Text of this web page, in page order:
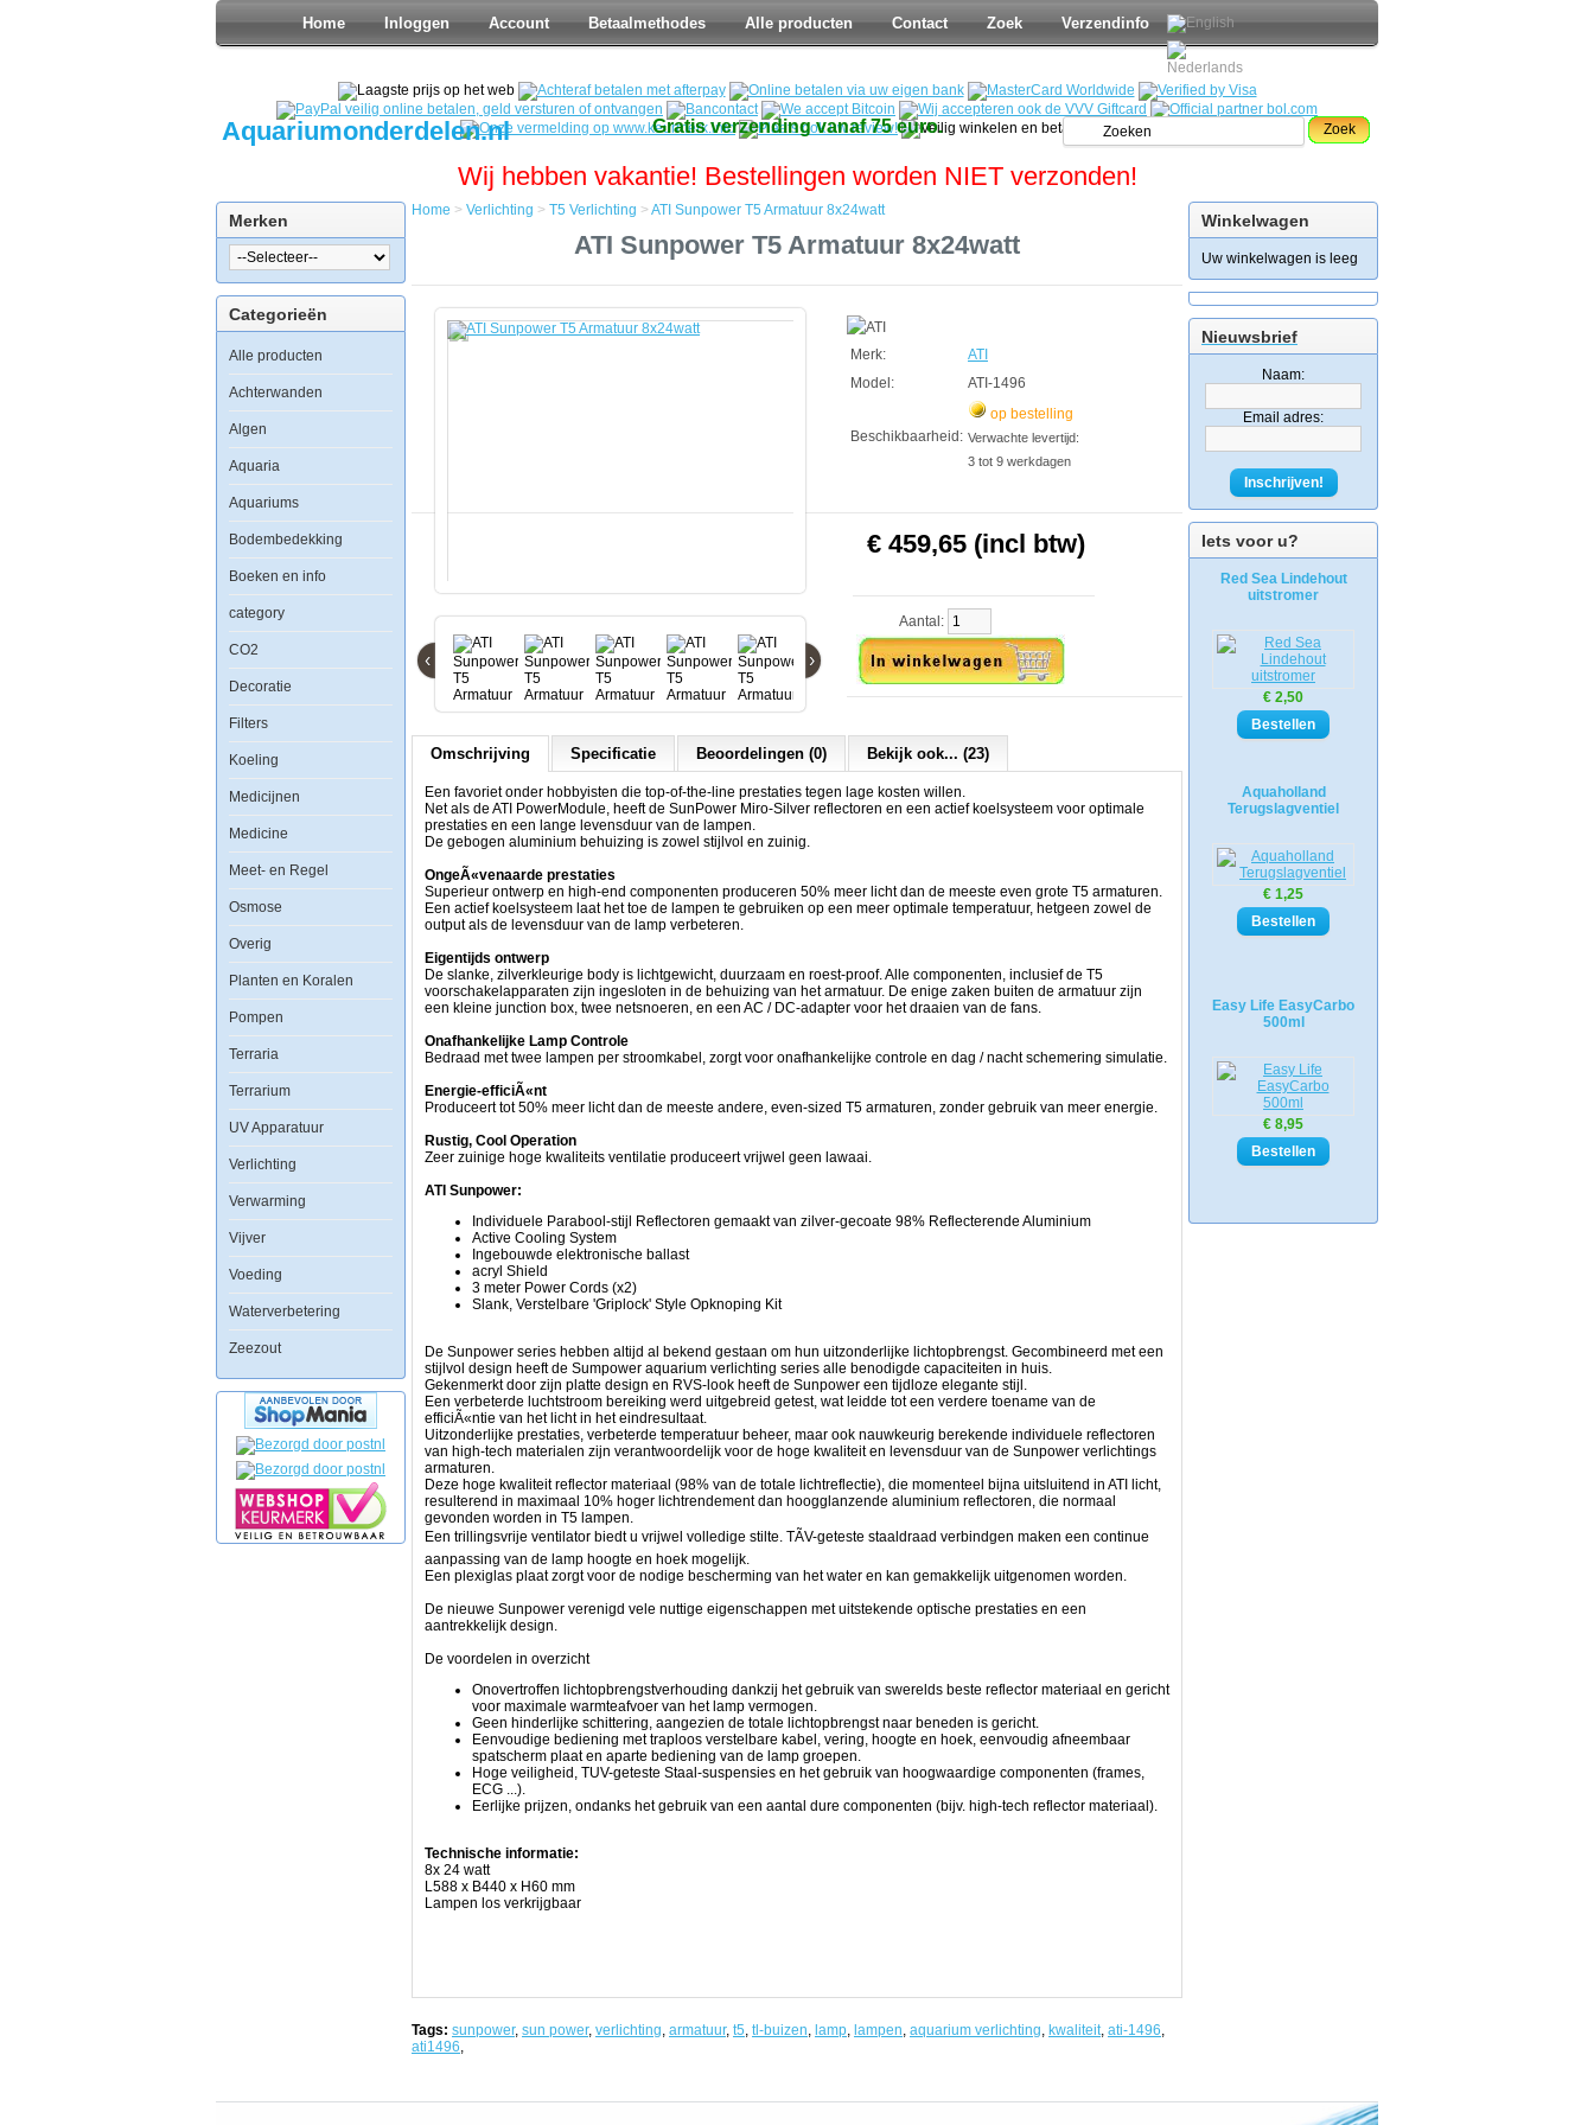
Home Inloggen Account Betaalmethodes Alle producten Contact Zoek Verzendinfo
Aquariumonderdelen.nl Gratis verzending vanaf 75 euro. Zoek
Wij hebben vakantie! Bestellingen worden NIET verzonden!
Merken
Categorieën
Alle producten
Achterwanden
Algen
Aquaria
Aquariums
Bodembedekking
Boeken en info
category
CO2
Decoratie
Filters
Koeling
Medicijnen
Medicine
Meet- en Regel
Osmose
Overig
Planten en Koralen
Pompen
Terraria
Terrarium
UV Apparatuur
Verlichting
Verwarming
Vijver
Voeding
Waterverbetering
Zeezout
Winkelwagen
Uw winkelwagen is leeg
Nieuwsbrief
Naam:
Email adres:
Inschrijven!
Iets voor u?
Red Sea Lindehout
uitstromer
€ 2,50
Aquaholland
Terugslagventiel
€ 1,25
Easy Life EasyCarbo
500ml
€ 8,95
Verlichting
ATI
Sunpower
Een
favoriet
onder
top-
the-
line
prestaties
tegen
kosten
willen.
Net
als
ATI
PowerModule,
heeft
de
Miro-
Silver
een
koelsysteem
voor
prestaties
levensduur
lampen.
aluminium
behuizing
zowel
stijlvol
en
zuinig.
OngeÃÂ«venaarde
prestaties
Superieur
en
high-
componenten
produceren
meer
meeste
armaturen.
koelsysteem
laat
het
toe
de
een
optimale
temperatuur,
Home > Verlichting > T5 Verlichting > ATI Sunpower T5 Armatuur 8x24watt
ATI Sunpower T5 Armatuur 8x24watt
‹ ›
Merk:
ATI
Model:
ATI-1496
Beschikbaarheid:
op bestelling
Verwachte levertijd:
3 tot 9 werkdagen
€ 459,65 (incl btw)
Aantal:
Omschrijving Specificatie Beoordelingen (0) Bekijk ook... (23)
Een favoriet onder hobbyisten die top-of-the-line prestaties tegen lage kosten willen.
Net als de ATI PowerModule, heeft de SunPower Miro-Silver reflectoren en een actief koelsysteem voor optimale
prestaties en een lange levensduur van de lampen.
De gebogen aluminium behuizing is zowel stijlvol en zuinig.
OngeÃ«venaarde prestaties
Superieur ontwerp en high-end componenten produceren 50% meer licht dan de meeste even grote T5 armaturen.
Een actief koelsysteem laat het toe de lampen te gebruiken op een meer optimale temperatuur, hetgeen zowel de
output als de levensduur van de lamp verbeteren.
Eigentijds ontwerp
De slanke, zilverkleurige body is lichtgewicht, duurzaam en roest-proof. Alle componenten, inclusief de T5
voorschakelapparaten zijn ingesloten in de behuizing van het armatuur. De enige zaken buiten de armatuur zijn
een kleine junction box, twee netsnoeren, en een AC / DC-adapter voor het draaien van de fans.
Onafhankelijke Lamp Controle
Bedraad met twee lampen per stroomkabel, zorgt voor onafhankelijke controle en dag / nacht schemering simulatie.
Energie-efficiÃ«nt
Produceert tot 50% meer licht dan de meeste andere, even-sized T5 armaturen, zonder gebruik van meer energie.
Rustig, Cool Operation
Zeer zuinige hoge kwaliteits ventilatie produceert vrijwel geen lawaai.
ATI Sunpower:
Individuele Parabool-stijl Reflectoren gemaakt van zilver-gecoate 98% Reflecterende Aluminium
Active Cooling System
Ingebouwde elektronische ballast
acryl Shield
3 meter Power Cords (x2)
Slank, Verstelbare 'Griplock' Style Opknoping Kit
De Sunpower series hebben altijd al bekend gestaan om hun uitzonderlijke lichtopbrengst. Gecombineerd met een
stijlvol design heeft de Sumpower aquarium verlichting series alle benodigde capaciteiten in huis.
Gekenmerkt door zijn platte design en RVS-look heeft de Sunpower een tijdloze elegante stijl.
Een verbeterde luchtstroom bereiking werd uitgebreid getest, wat leidde tot een verdere toename van de
efficiÃ«ntie van het licht in het eindresultaat.
Uitzonderlijke prestaties, verbeterde temperatuur beheer, maar ook nauwkeurig berekende individuele reflectoren
van high-tech materialen zijn verantwoordelijk voor de hoge kwaliteit en levensduur van de Sunpower verlichtings
armaturen.
Deze hoge kwaliteit reflector materiaal (98% van de totale lichtreflectie), die momenteel bijna uitsluitend in ATI licht,
resulterend in maximaal 10% hoger lichtrendement dan hoogglanzende aluminium reflectoren, die normaal
gevonden worden in T5 lampen.
Een trillingsvrije ventilator biedt u vrijwel volledige stilte. TÃV-geteste staaldraad verbindgen maken een continue
aanpassing van de lamp hoogte en hoek mogelijk.
Een plexiglas plaat zorgt voor de nodige bescherming van het water en kan gemakkelijk uitgenomen worden.
De nieuwe Sunpower verenigd vele nuttige eigenschappen met uitstekende optische prestaties en een
aantrekkelijk design.
De voordelen in overzicht
Onovertroffen lichtopbrengstverhouding dankzij het gebruik van swerelds beste reflector materiaal en gericht
voor maximale warmteafvoer van het lamp vermogen.
Geen hinderlijke schittering, aangezien de totale lichtopbrengst naar beneden is gericht.
Eenvoudige bediening met traploos verstelbare kabel, vering, hoogte en hoek, eenvoudig afneembaar
spatscherm plaat en aparte bediening van de lamp groepen.
Hoge veiligheid, TUV-geteste Staal-suspensies en het gebruik van hoogwaardige componenten (frames,
ECG ...).
Eerlijke prijzen, ondanks het gebruik van een aantal dure componenten (bijv. high-tech reflector materiaal).
Technische informatie:
8x 24 watt
L588 x B440 x H60 mm
Lampen los verkrijgbaar
Tags: sunpower, sun power, verlichting, armatuur, t5, tl-buizen, lamp, lampen, aquarium verlichting, kwaliteit, ati-1496,
ati1496,